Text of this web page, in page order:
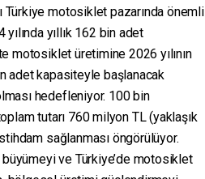
Türkiye motosiklet pazarında önemli
yıllık 162 bin adet
motosiklet üretimine 2026 yılının
adet kapasiteyle başlanacak
hedefleniyor. 100 bin
tutarı 760 milyon TL (yaklaşık
sağlanması öngörülüyor.
ve Türkiye’de motosiklet